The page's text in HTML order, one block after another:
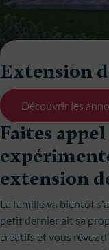
Extension
Découvrir les
Faites
extension
La famille va bientôt
petit dernier ait sa
créatifs et vous rêvez